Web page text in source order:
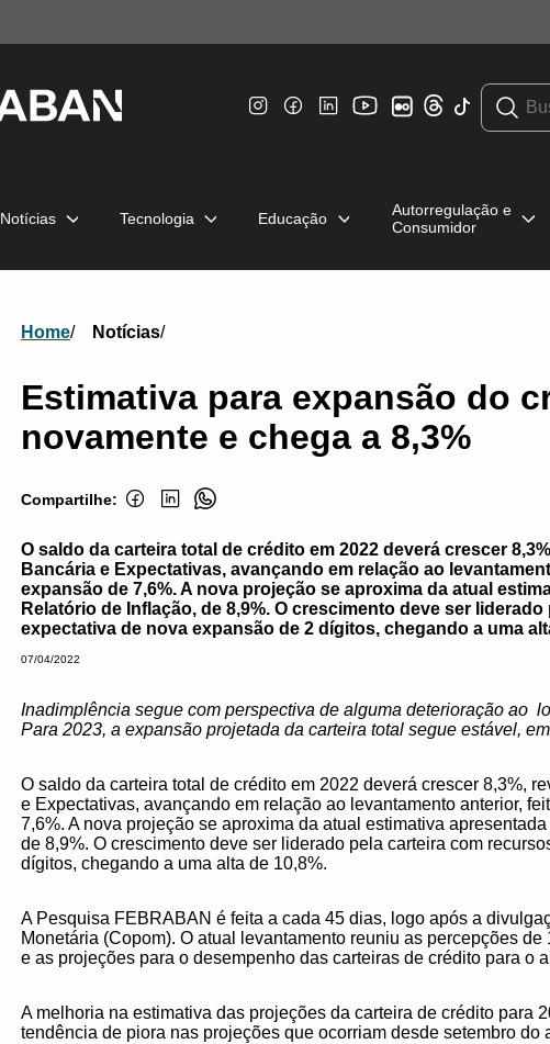
Notícias Tecnologia Educação
Autorregulação e
Consumidor
Home Notícias
Estimativa para expansão do
novamente e chega a 8,3%
Compartilhe:
O saldo da carteira total de crédito em 2022 deverá crescer
Bancária e Expectativas, avançando em relação ao
expansão de 7,6%. A nova projeção se aproxima da atual
Relatório de Inflação, de 8,9%. O crescimento deve ser
expectativa de nova expansão de 2 dígitos, chegando a uma
07/04/2022
Inadimplência segue com perspectiva de alguma deterioração ao
Para 2023, a expansão projetada da carteira total segue estável,
O saldo da carteira total de crédito em 2022 deverá crescer 8,3%,
e Expectativas, avançando em relação ao levantamento anterior,
7,6%. A nova projeção se aproxima da atual estimativa
de 8,9%. O crescimento deve ser liderado pela carteira com
dígitos, chegando a uma alta de 10,8%.
A Pesquisa FEBRABAN é feita a cada 45 dias, logo após a
Monetária (Copom). O atual levantamento reuniu as percepções
e as projeções para o desempenho das carteiras de crédito para o
A melhoria na estimativa das projeções da carteira de crédito para
tendência de piora nas projeções que ocorriam desde setembro do